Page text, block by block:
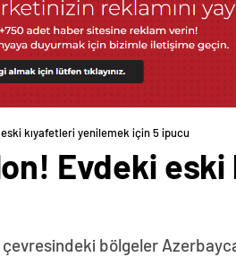
kıyafetleri yenilemek için 5 ipucu
Evdeki eski
bölgeler